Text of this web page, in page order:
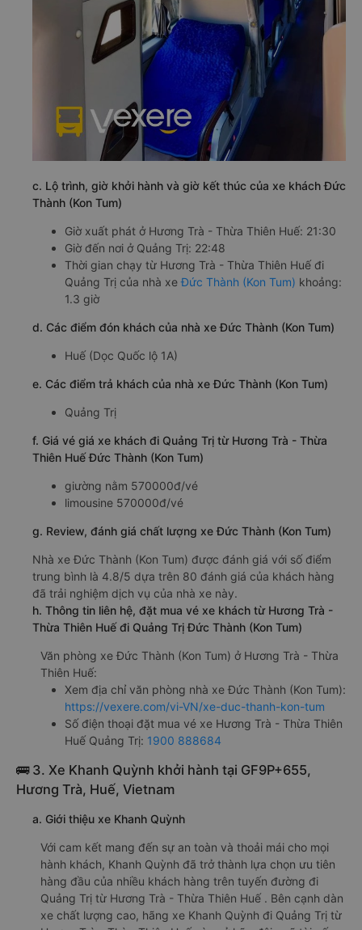
c. Lộ trình, giờ khởi hành và giờ kết thúc của xe khách Đức
Thành (Kon Tum)
Giờ xuất phát ở Hương Trà - Thừa Thiên Huế: 21:30
Giờ đến nơi ở Quảng Trị: 22:48
Thời gian chạy từ Hương Trà - Thừa Thiên Huế đi
Quảng Trị của nhà xeĐức Thành (Kon Tum) khoảng:
1.3 giờ
d. Các điểm đón khách của nhà xe Đức Thành (Kon Tum)
Huế (Dọc Quốc lộ 1A)
e. Các điểm trả khách của nhà xe Đức Thành (Kon Tum)
Quảng Trị
f. Giá vé giá xe khách đi Quảng Trị từ Hương Trà - Thừa
Thiên Huế Đức Thành (Kon Tum)
giường nằm 570000đ/vé
limousine 570000đ/vé
g. Review, đánh giá chất lượng xe Đức Thành (Kon Tum)
Nhà xe Đức Thành (Kon Tum) được đánh giá với số điểm
trung bình là 4.8/5 dựa trên 80 đánh giá của khách hàng
đã trải nghiệm dịch vụ của nhà xe này.
h. Thông tin liên hệ, đặt mua vé xe khách từ Hương Trà -
Thừa Thiên Huế đi Quảng Trị Đức Thành (Kon Tum)
Văn phòng xe Đức Thành (Kon Tum) ở Hương Trà - Thừa
Thiên Huế:
Xem địa chỉ văn phòng nhà xe Đức Thành (Kon Tum):
https://vexere.com/vi-VN/xe-duc-thanh-kon-tum
Số điện thoại đặt mua vé xe Hương Trà - Thừa Thiên
Huế Quảng Trị: 1900 888684
🚌 3. Xe Khanh Quỳnh khởi hành tại GF9P+655,
Hương Trà, Huế, Vietnam
a. Giới thiệu xe Khanh Quỳnh
Với cam kết mang đến sự an toàn và thoải mái cho mọi
hành khách, Khanh Quỳnh đã trở thành lựa chọn ưu tiên
hàng đầu của nhiều khách hàng trên tuyến đường đi
Quảng Trị từ Hương Trà - Thừa Thiên Huế . Bên cạnh dàn
xe chất lượng cao, hãng xe Khanh Quỳnh đi Quảng Trị từ